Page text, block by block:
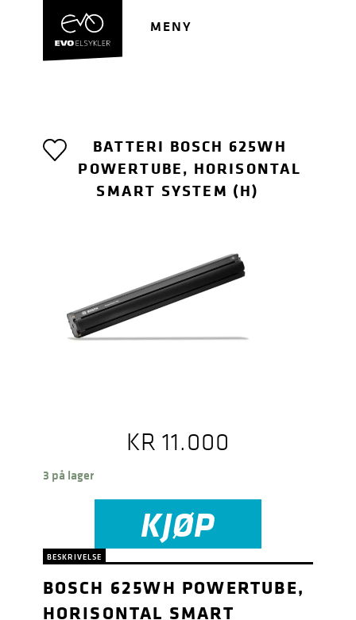
navigasjon
MENY
BATTERI BOSCH 625WH
POWERTUBE, HORISONTAL
SMART SYSTEM (H)
KR 11.000
3 på lager
KJØP
BESKRIVELSE
BOSCH 625WH POWERTUBE,
HORISONTAL SMART